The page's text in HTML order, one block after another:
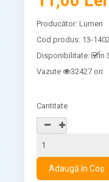
Producător:Lumen
Cod produs: 13-
Disponibilitate:
În
Vazute
32427 ori
Cantitate